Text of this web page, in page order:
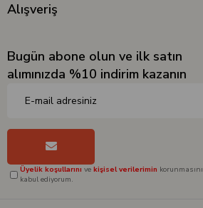
Alışveriş
Bugün abone olun ve ilk satın
alımınızda %10 indirim kazanın
Üyelik koşullarını ve kişisel verilerimin korunmasını
kabul ediyorum.